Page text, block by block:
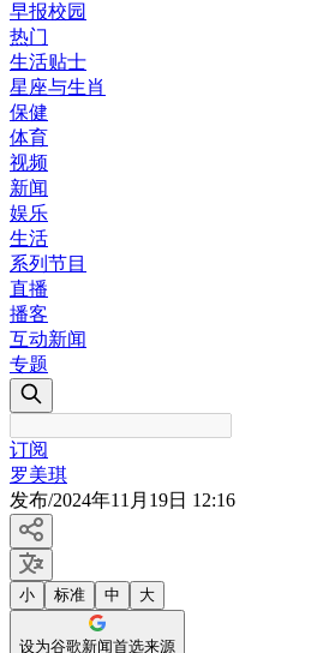
早报校园
热门
生活贴士
星座与生肖
保健
体育
视频
新闻
娱乐
生活
系列节目
直播
播客
互动新闻
专题
订阅
罗美琪
发布/2024年11月19日 12:16
小 标准 中 大
设为谷歌新闻首选来源